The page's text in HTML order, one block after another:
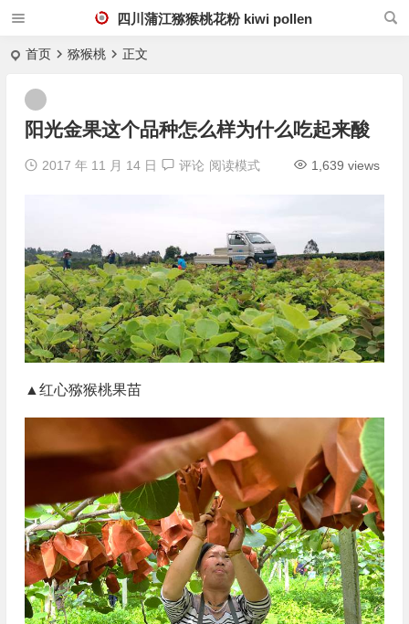
四川蒲江猕猴桃花粉 kiwi pollen
首页 猕猴桃 正文
阳光金果这个品种怎么样为什么吃起来酸
2017 年 11 月 14 日 评论 1,639 views
阅读模式
▲红心猕猴桃果苗